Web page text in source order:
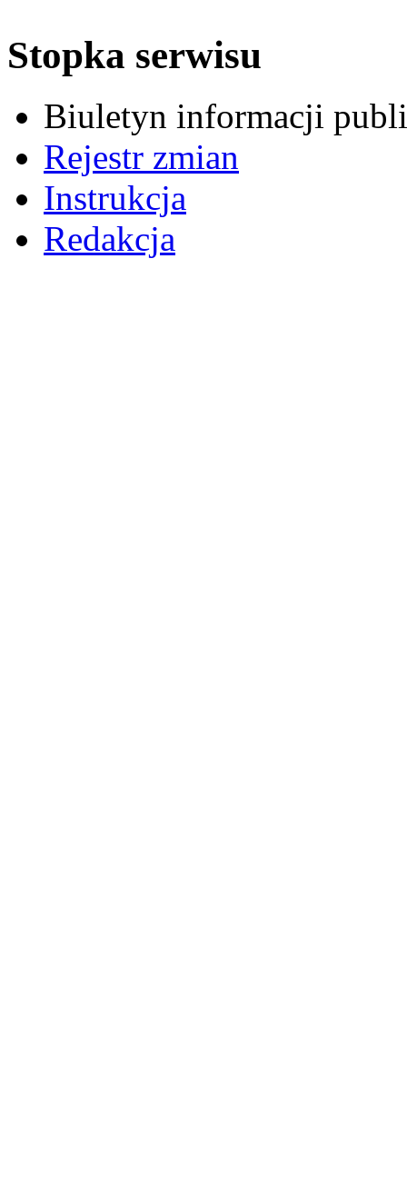
Stopka serwisu
Biuletyn informacji
Rejestr zmian
Instrukcja
Redakcja